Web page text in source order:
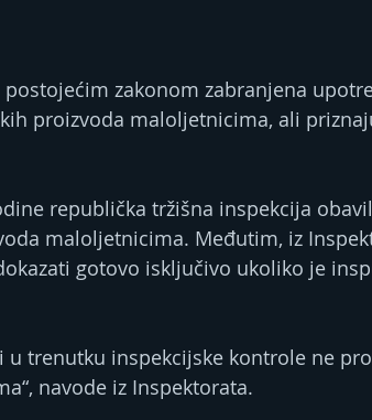
postojećim zakonom zabranjena
proizvoda maloljetnicima, ali
republička tržišna inspekcija
maloljetnicima. Međutim, iz
gotovo isključivo ukoliko je
u trenutku inspekcijske kontrole ne
navode iz Inspektorata.